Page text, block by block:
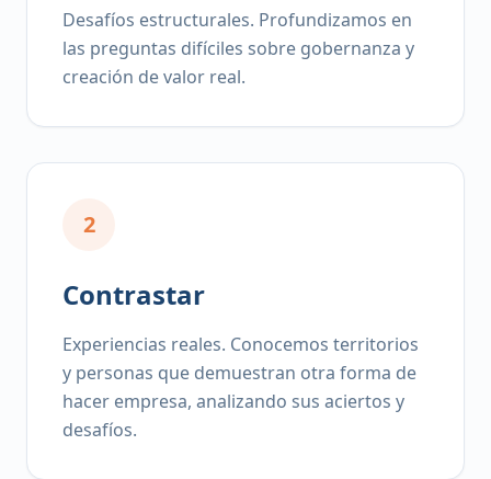
Desafíos estructurales. Profundizamos en
las preguntas difíciles sobre gobernanza y
creación de valor real.
2
Contrastar
Experiencias reales. Conocemos territorios
y personas que demuestran otra forma de
hacer empresa, analizando sus aciertos y
desafíos.